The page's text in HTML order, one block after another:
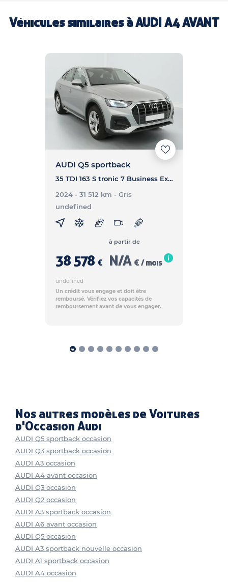
Véhicules similaires àAUDI A4 AVANT
AUDI Q5 sportback
35 TDI 163 S tronic 7 Business Executive - Q5 SPORTBACK 35 TDI 163 S tronic 7 Business Executive
2024 - 31 512 km - Gris
undefined
38 578 €
à partir de
N/A € / mois
undefined
Un crédit vous engage et doit être
remboursé. Vérifiez vos capacités de
remboursement avant de vous engager.
Nos autres modèles de Voitures
d'Occasion Audi
AUDI Q5 sportback occasion
AUDI Q3 sportback occasion
AUDI A3 occasion
AUDI A4 avant occasion
AUDI Q3 occasion
AUDI Q2 occasion
AUDI A3 sportback occasion
AUDI A6 avant occasion
AUDI Q5 occasion
AUDI A3 sportback nouvelle occasion
AUDI A1 sportback occasion
AUDI A4 occasion